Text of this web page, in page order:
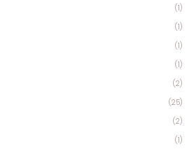
(1)
(1)
(1)
(1)
(2)
(25)
(2)
(1)